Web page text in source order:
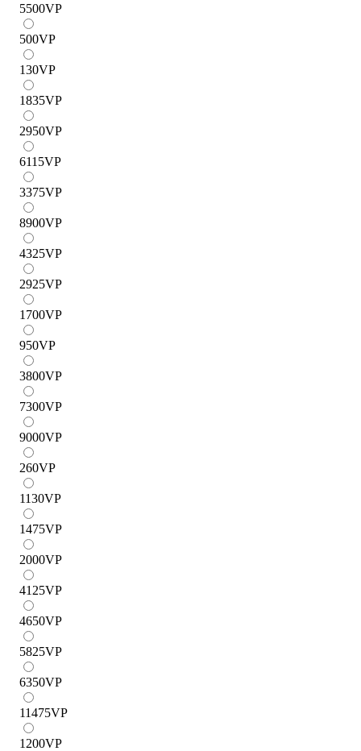
5500VP
500VP
130VP
1835VP
2950VP
6115VP
3375VP
8900VP
4325VP
2925VP
1700VP
950VP
3800VP
7300VP
9000VP
260VP
1130VP
1475VP
2000VP
4125VP
4650VP
5825VP
6350VP
11475VP
1200VP